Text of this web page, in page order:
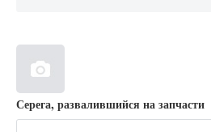
Серега, развалившийся на запчасти